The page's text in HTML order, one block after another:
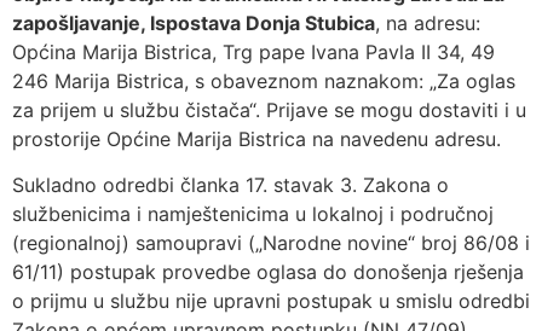
zapošljavanje, Ispostava Donja Stubica, na adresu:
Općina Marija Bistrica, Trg pape Ivana Pavla II 34, 49
246 Marija Bistrica, s obaveznom naznakom: „Za oglas
za prijem u službu čistača“. Prijave se mogu dostaviti i u
prostorije Općine Marija Bistrica na navedenu adresu.
Sukladno odredbi članka 17. stavak 3. Zakona o
službenicima i namještenicima u lokalnoj i područnoj
(regionalnoj) samoupravi („Narodne novine“ broj 86/08 i
61/11) postupak provedbe oglasa do donošenja rješenja
o prijmu u službu nije upravni postupak u smislu odredbi